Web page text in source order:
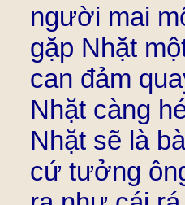
người mai
gặp Nhặt
can đảm
Nhặt càng
Nhặt sẽ là
cứ tưởng